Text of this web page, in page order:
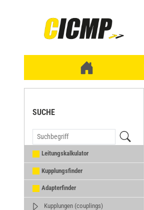
SUCHE
Leitungskalkulator
Kupplungsfinder
Adapterfinder
Kupplungen (couplings)